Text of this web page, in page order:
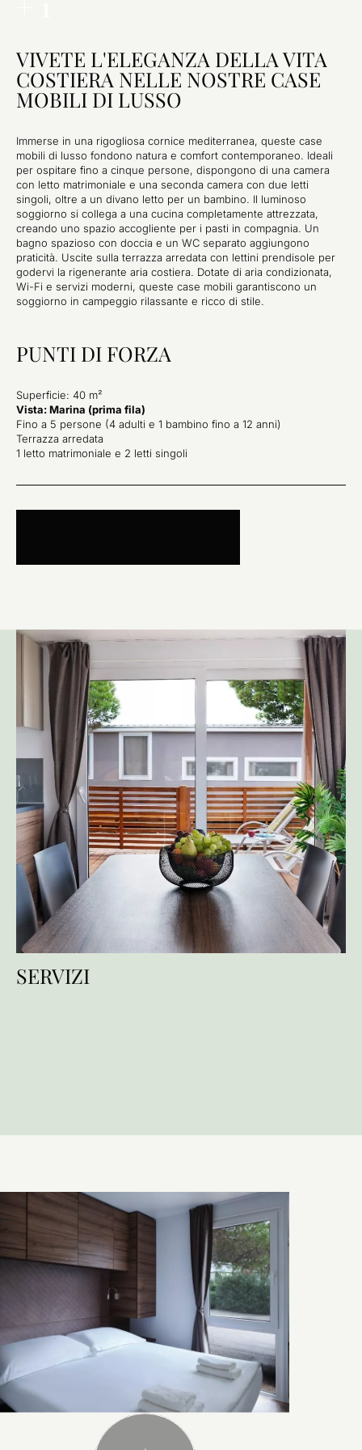
VIVETE L'ELEGANZA DELLA VITA
COSTIERA NELLE NOSTRE CASE
MOBILI DI LUSSO
Immerse in una rigogliosa cornice mediterranea, queste case
mobili di lusso fondono natura e comfort contemporaneo. Ideali
per ospitare fino a cinque persone, dispongono di una camera
con letto matrimoniale e una seconda camera con due letti
singoli, oltre a un divano letto per un bambino. Il luminoso
soggiorno si collega a una cucina completamente attrezzata,
creando uno spazio accogliente per i pasti in compagnia. Un
bagno spazioso con doccia e un WC separato aggiungono
praticità. Uscite sulla terrazza arredata con lettini prendisole per
godervi la rigenerante aria costiera. Dotate di aria condizionata,
Wi-Fi e servizi moderni, queste case mobili garantiscono un
soggiorno in campeggio rilassante e ricco di stile.
PUNTI DI FORZA
Superficie: 40 m²
Vista: Marina (prima fila)
Fino a 5 persone (4 adulti e 1 bambino fino a 12 anni)
Terrazza arredata
1 letto matrimoniale e 2 letti singoli
SERVIZI